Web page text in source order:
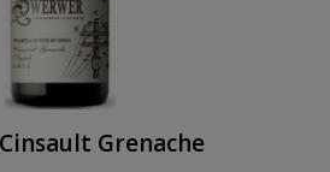
Grenache